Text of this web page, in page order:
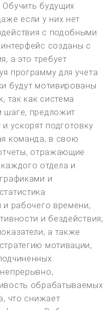
будущих
если у них нет
с подобными
созданы с
а это требует
программу для учета
будут мотивированы
так как система
предложит
ускорят подготовку
команда, в свою
отражающие
отдела и
и
и рабочего времени,
и бездействия,
а также
мотивации,
обрабатываемых
что снижает